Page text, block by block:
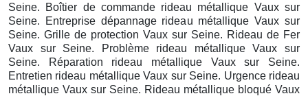
Seine. Boîtier de commande rideau métallique Vaux sur
Seine. Entreprise dépannage rideau métallique Vaux sur
Seine. Grille de protection Vaux sur Seine. Rideau de Fer
Vaux sur Seine. Problème rideau métallique Vaux sur
Seine. Réparation rideau métallique Vaux sur Seine.
Entretien rideau métallique Vaux sur Seine. Urgence rideau
métallique Vaux sur Seine. Rideau métallique bloqué Vaux